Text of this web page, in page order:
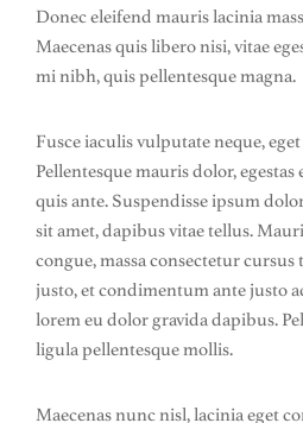
Donec eleifend mauris lacinia
Maecenas quis libero nisi, vitae
mi nibh, quis pellentesque magna.
Fusce iaculis vulputate neque,
Pellentesque mauris dolor,
quis ante. Suspendisse ipsum
sit amet, dapibus vitae tellus.
congue, massa consectetur
justo, et condimentum ante justo
lorem eu dolor gravida dapibus.
ligula pellentesque mollis.
Maecenas nunc nisl, lacinia eget